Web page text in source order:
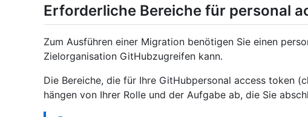
Erforderliche Bereiche für personal
Zum Ausführen einer Migration benötigen Sie einen
Zielorganisation GitHubzugreifen kann.
Die Bereiche, die für Ihre GitHubpersonal access token
hängen von Ihrer Rolle und der Aufgabe ab, die Sie